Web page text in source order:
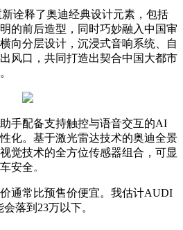
新诠释了奥迪经典设计元素，包括
的前后造型，同时巧妙融入中国审
向分层设计，沉浸式音响系统、自
风口，共同打造出契合中国大都市
手配备支持触控与语音交互的AI
化。基于激光雷达技术的奥迪全景
觉技术的全方位传感器组合，可显
安全。
通常比预售价便宜。我估计AUDI
落到23万以下。